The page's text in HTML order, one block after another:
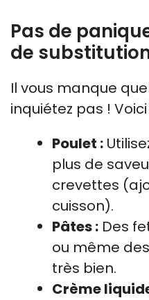
Pas de
de
Il vous manque
inquiétez pas !
Poulet :
plus de
crevettes
cuisson).
Pâtes : Des
ou même
très bien.
Crème